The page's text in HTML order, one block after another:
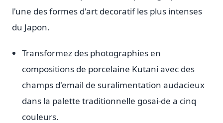
l'une des formes d'art decoratif les plus intenses
du Japon.
Transformez des photographies en
compositions de porcelaine Kutani avec des
champs d'email de suralimentation audacieux
dans la palette traditionnelle gosai-de a cinq
couleurs.